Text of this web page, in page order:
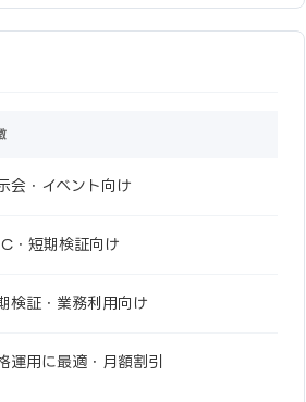
会・イベント向け
・短期検証向け
検証・業務利用向け
運用に最適・月額割引